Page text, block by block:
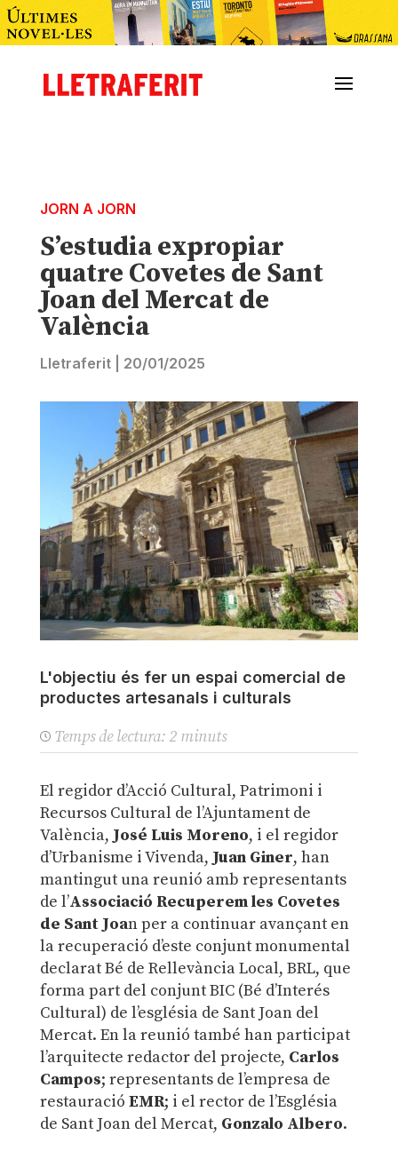
JORN A JORN
S’estudia expropiar
quatre Covetes de Sant
Joan del Mercat de
València
Lletraferit| 20/01/2025
L'objectiu és fer un espai comercial de
productes artesanals i culturals
Temps de lectura: 2 minuts
El regidor d’Acció Cultural, Patrimoni i
Recursos Cultural de l’Ajuntament de
València, José Luis Moreno, i el regidor
d’Urbanisme i Vivenda, Juan Giner, han
mantingut una reunió amb representants
de l’Associació Recuperem les Covetes
de Sant Joan per a continuar avançant en
la recuperació d’este conjunt monumental
declarat Bé de Rellevància Local, BRL, que
forma part del conjunt BIC (Bé d’Interés
Cultural) de l’església de Sant Joan del
Mercat. En la reunió també han participat
l’arquitecte redactor del projecte, Carlos
Campos; representants de l’empresa de
restauració EMR; i el rector de l’Església
de Sant Joan del Mercat, Gonzalo Albero.